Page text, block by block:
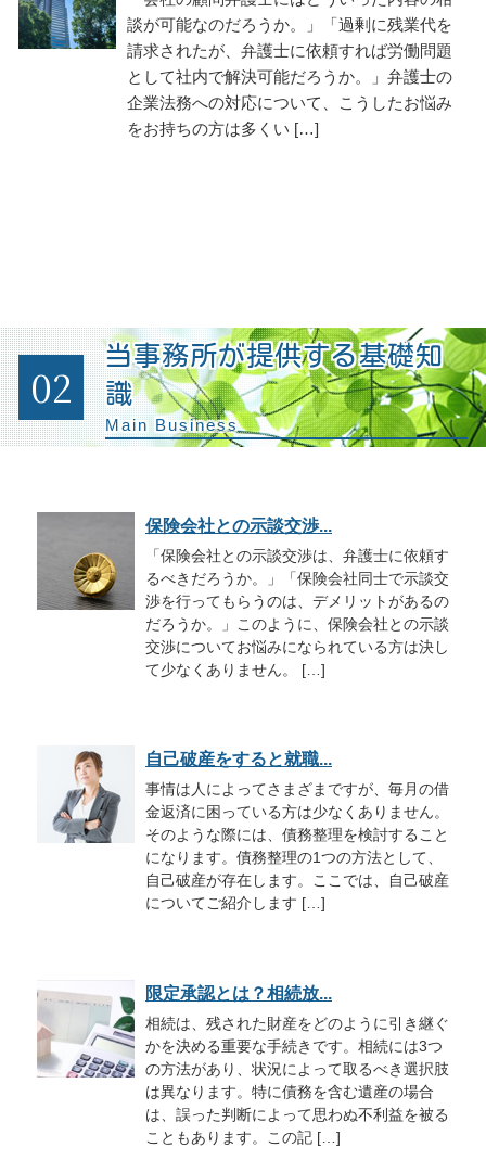
談が可能なのだろうか。」「過剰に残業代を
請求されたが、弁護士に依頼すれば労働問題
として社内で解決可能だろうか。」弁護士の
企業法務への対応について、こうしたお悩み
をお持ちの方は多くい […]
02
当事務所が提供する基礎知
識
Main Business
保険会社との示談交渉...
「保険会社との示談交渉は、弁護士に依頼す
るべきだろうか。」「保険会社同士で示談交
渉を行ってもらうのは、デメリットがあるの
だろうか。」このように、保険会社との示談
交渉についてお悩みになられている方は決し
て少なくありません。 […]
自己破産をすると就職...
事情は人によってさまざまですが、毎月の借
金返済に困っている方は少なくありません。
そのような際には、債務整理を検討すること
になります。債務整理の1つの方法として、
自己破産が存在します。ここでは、自己破産
についてご紹介します […]
限定承認とは？相続放...
相続は、残された財産をどのように引き継ぐ
かを決める重要な手続きです。相続には3つ
の方法があり、状況によって取るべき選択肢
は異なります。特に債務を含む遺産の場合
は、誤った判断によって思わぬ不利益を被る
こともあります。この記 […]